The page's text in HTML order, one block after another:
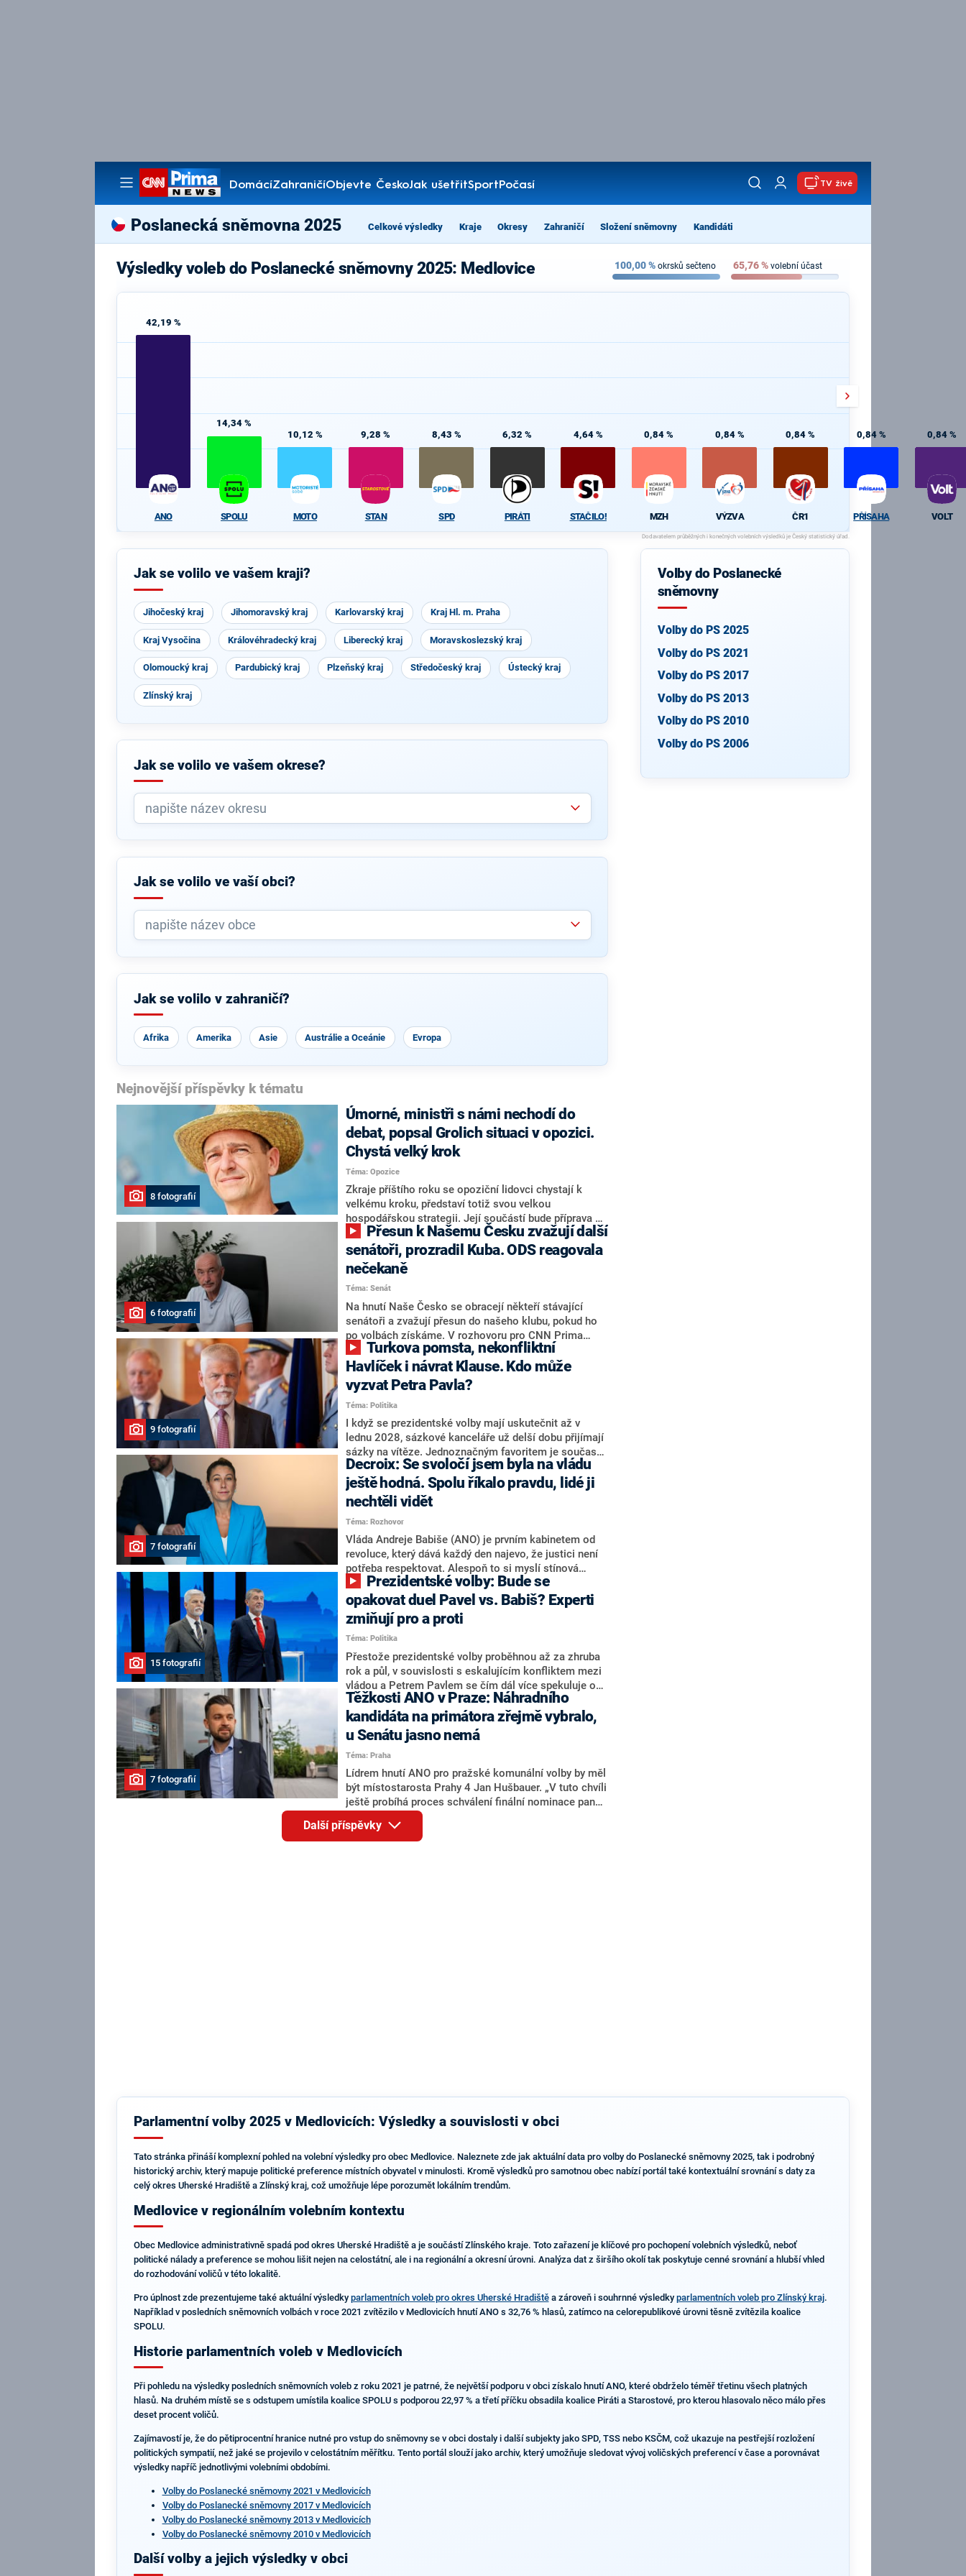
DomácíZahraničíObjevte ČeskoJak ušetřitSportPočasí
Pořady
TV živě
Poslanecká sněmovna 2025 Celkové výsledky Kraje Okresy Zahraničí Složení sněmovny Kandidáti
Výsledky voleb do Poslanecké sněmovny 2025: Medlovice 100,00% okrsků sečteno 65,76% volební účast
42,19 %
ANO
14,34 %
SPOLU
10,12 %
MOTO
9,28 %
STAN
8,43 %
SPD
6,32 %
PIRÁTI
4,64 %
STAČILO!
0,84 %
MZH
0,84 %
VÝZVA
0,84 %
ČR1
0,84 %
PŘÍSAHA
0,84 %
VOLT
Jak se volilo ve vašem kraji?
Jihočeský kraj Jihomoravský kraj Karlovarský kraj Kraj Hl. m. Praha
Kraj Vysočina Královéhradecký kraj Liberecký kraj Moravskoslezský kraj
Olomoucký kraj Pardubický kraj Plzeňský kraj Středočeský kraj Ústecký kraj
Zlínský kraj
Jak se volilo ve vašem okrese?
Jak se volilo ve vaší obci?
Jak se volilo v zahraničí?
Afrika Amerika Asie Austrálie a Oceánie Evropa
Nejnovější příspěvky k tématu
8 fotografií
Úmorné, ministři s námi nechodí do
debat, popsal Grolich situaci v opozici.
Chystá velký krok
Téma: Opozice
Zkraje příštího roku se opoziční lidovci chystají k
velkému kroku, představí totiž svou velkou
hospodářskou strategii. Její součástí bude příprava na
stárnutí populace, řekl ve středu na setkání s novináři
nový předseda lidovců Jan Grolich. Ten zároveň v
senátních volbách kandiduje ve Vyškově. Popsal i
aktivitu opozice, o níž vládní strany nebo političtí
komentátoři mluví jako o slabé a v defenzivě. „Je to
úmorná práce upozorňovat na chyby vlády. Ministři s
námi navíc nechodí do debat. Chceme ale ukazovat
svoje témata,“ odpověděl Grolich na dotaz CNN Prima
NEWS.
6 fotografií
senátoři, prozradil Kuba. ODS reagovala
nečekaně
Téma: Senát
Na hnutí Naše Česko se obracejí někteří stávající
senátoři a zvažují přesun do našeho klubu, pokud ho
po volbách získáme. V rozhovoru pro CNN Prima
NEWS to řekl zakladatel hnutí a jihočeský hejtman
Martin Kuba. Konkrétní nebyl, ale získat by takto mohl
například senátora Zdeňka Hrabu, který je dnes
součástí klubu ODS a TOP 09. Hraba to na dotaz
redakce nevyloučil. Předseda klubu senátorů ODS
Zdeněk Nytra redakci řekl, že počítá s odchodem
některých senátorů z klubu a že Naše Česko není
nepřítel, ale soupeř.
9 fotografií
Havlíček i návrat Klause. Kdo může
vyzvat Petra Pavla?
Téma: Politika
I když se prezidentské volby mají uskutečnit až v
lednu 2028, sázkové kanceláře už delší dobu přijímají
sázky na vítěze. Jednoznačným favoritem je současná
hlava státu Petr Pavel. Daleko za ním pak bookmakeři
zmiňují dva výrazné politiky ANO, tedy premiéra
Andreje Babiše a ministra průmyslu Karla Havlíčka.
Oblíbeným tipem samotných sázkařů je poslanec za
Motoristy Filip Turek. Politolog Jan Kubáček nicméně
o případné kandidatuře kohokoliv ze zmíněné trojice
značně pochybuje. Podle něj současná koalice dosud
nemá osobu, která by Pavlovi mohla konkurovat.
7 fotografií
Decroix: Se svoločí jsem byla na vládu
ještě hodná. Spolu říkalo pravdu, lidé ji
nechtěli vidět
Téma: Rozhovor
Vláda Andreje Babiše (ANO) je prvním kabinetem od
revoluce, který dává každý den najevo, že justici není
potřeba respektovat. Alespoň to si myslí stínová
ministryně spravedlnosti ODS Eva Decroix. V
rozhovoru pro CNN Prima NEWS si nebrala servítky
ohledně politického výkonu svého nástupce Jeronýma
Tejce (za ANO) či vládní zmocněnkyně pro lidská
práva Taťány Malé (ANO). Označením „svoloč“ na
adresu vlády prý byla ještě hodná. Decroix se také
vrátila k volební porážce koalice Spolu či promluvila o
hnutí Naše Česko Martina Kuby.
15 fotografií
opakovat duel Pavel vs. Babiš? Experti
zmiňují pro a proti
Téma: Politika
Přestože prezidentské volby proběhnou až za zhruba
rok a půl, v souvislosti s eskalujícím konfliktem mezi
vládou a Petrem Pavlem se čím dál více spekuluje o
tom, koho by do bitvy o Hrad mohla vyslat současná
koalice. Někteří političtí komentátoři znovu vytahují
jméno premiéra Andreje Babiše (ANO). Jak moc je
pravděpodobné, že se v prezidentských volbách 2028
bude znovu opakovat souboj z roku 2023?
7 fotografií
Těžkosti ANO v Praze: Náhradního
kandidáta na primátora zřejmě vybralo,
u Senátu jasno nemá
Téma: Praha
Lídrem hnutí ANO pro pražské komunální volby by měl
být místostarosta Prahy 4 Jan Hušbauer. „V tuto chvíli
ještě probíhá proces schválení finální nominace pana
Jana Hušbauera Výborem hnutí ANO,“ uvedl pro
redakci místopředseda pražského ANO Martin
Benkovič. O Hušbauerovi se spekulovalo jako o
Další příspěvky
Volby do Poslanecké
sněmovny
Volby do PS 2025
Volby do PS 2021
Volby do PS 2017
Volby do PS 2013
Volby do PS 2010
Volby do PS 2006
Parlamentní volby 2025 v Medlovicích: Výsledky a souvislosti v obci
Tato stránka přináší komplexní pohled na volební výsledky pro obec Medlovice. Naleznete zde jak aktuální data pro volby do Poslanecké sněmovny 2025, tak i podrobný
historický archiv, který mapuje politické preference místních obyvatel v minulosti. Kromě výsledků pro samotnou obec nabízí portál také kontextuální srovnání s daty za
celý okres Uherské Hradiště a Zlínský kraj, což umožňuje lépe porozumět lokálním trendům.
Medlovice v regionálním volebním kontextu
Obec Medlovice administrativně spadá pod okres Uherské Hradiště a je součástí Zlínského kraje. Toto zařazení je klíčové pro pochopení volebních výsledků, neboť
politické nálady a preference se mohou lišit nejen na celostátní, ale i na regionální a okresní úrovni. Analýza dat z širšího okolí tak poskytuje cenné srovnání a hlubší vhled
do rozhodování voličů v této lokalitě.
Pro úplnost zde prezentujeme také aktuální výsledky parlamentních voleb pro okres Uherské Hradištěa zároveň i souhrnné výsledky parlamentních voleb pro Zlínský kraj.
Například v posledních sněmovních volbách v roce 2021 zvítězilo v Medlovicích hnutí ANO s 32,76 % hlasů, zatímco na celorepublikové úrovni těsně zvítězila koalice
SPOLU.
Historie parlamentních voleb v Medlovicích
Při pohledu na výsledky posledních sněmovních voleb z roku 2021 je patrné, že největší podporu v obci získalo hnutí ANO, které obdrželo téměř třetinu všech platných
hlasů. Na druhém místě se s odstupem umístila koalice SPOLU s podporou 22,97 % a třetí příčku obsadila koalice Piráti a Starostové, pro kterou hlasovalo něco málo přes
deset procent voličů.
Zajímavostí je, že do pětiprocentní hranice nutné pro vstup do sněmovny se v obci dostaly i další subjekty jako SPD, TSS nebo KSČM, což ukazuje na pestřejší rozložení
politických sympatií, než jaké se projevilo v celostátním měřítku. Tento portál slouží jako archiv, který umožňuje sledovat vývoj voličských preferencí v čase a porovnávat
výsledky napříč jednotlivými volebními obdobími.
Volby do Poslanecké sněmovny 2021 v Medlovicích
Volby do Poslanecké sněmovny 2017 v Medlovicích
Volby do Poslanecké sněmovny 2013 v Medlovicích
Volby do Poslanecké sněmovny 2010 v Medlovicích
Další volby a jejich výsledky v obci